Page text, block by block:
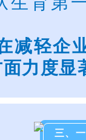
减轻企
力度显
三、